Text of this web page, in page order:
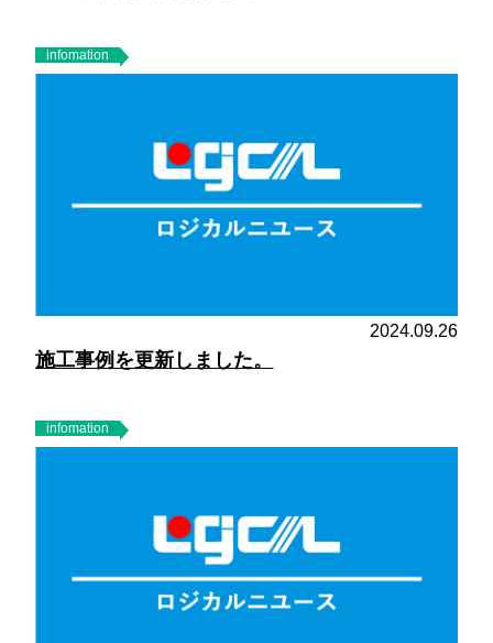
infomation
2024.09.26
施工事例を更新しました。
infomation